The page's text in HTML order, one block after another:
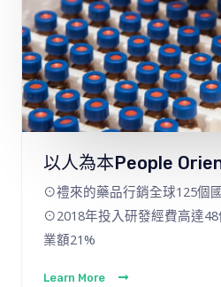
以人為本people
⊙禮來的藥品行銷全球125個
⊙2018年投入研發經費高達
業額21%
Learn More